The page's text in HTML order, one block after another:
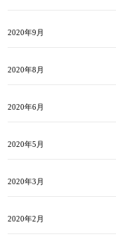
2020年9月
2020年8月
2020年6月
2020年5月
2020年3月
2020年2月